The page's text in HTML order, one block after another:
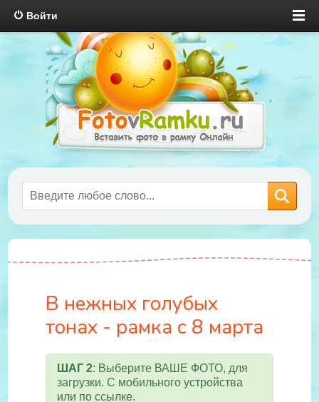
Войти
В нежных голубых
тонах - рамка с 8 марта
ШАГ 2: Выберите ВАШЕ ФОТО, для
загрузки. С мобильного устройства
или по ссылке.